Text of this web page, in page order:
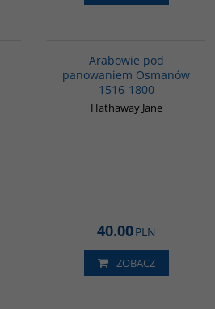
Arabowie pod
panowaniem Osmanów
1516-1800
Hathaway Jane
40.00PLN
ZOBACZ